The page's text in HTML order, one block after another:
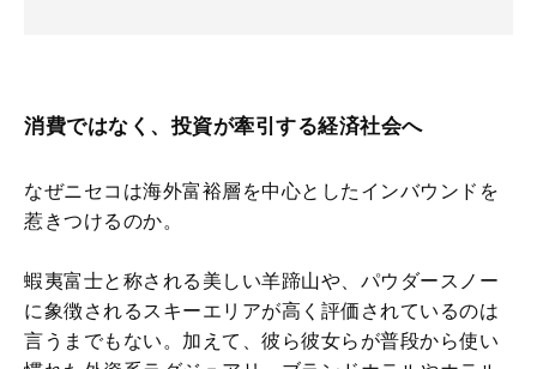
消費ではなく、投資が牽引する経済社会へ
なぜニセコは海外富裕層を中心としたインバウンドを
惹きつけるのか。
蝦夷富士と称される美しい羊蹄山や、パウダースノー
に象徴されるスキーエリアが高く評価されているのは
言うまでもない。加えて、彼ら彼女らが普段から使い